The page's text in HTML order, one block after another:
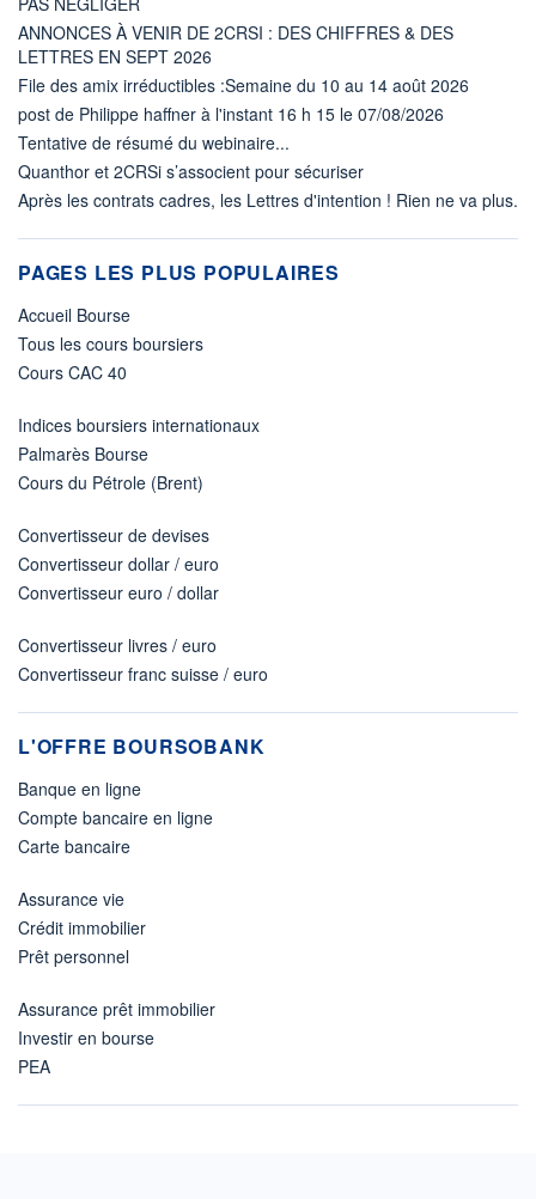
ANNONCES À VENIR DE 2CRSI : DES CHIFFRES & DES
LETTRES EN SEPT 2026
File des amix irréductibles :Semaine du 10 au 14 août 2026
post de Philippe haffner à l'instant 16 h 15 le 07/08/2026
Tentative de résumé du webinaire...
Quanthor et 2CRSi s’associent pour sécuriser
Après les contrats cadres, les Lettres d'intention ! Rien ne va plus.
PAGES LES PLUS POPULAIRES
Accueil Bourse
Tous les cours boursiers
Cours CAC 40
Indices boursiers internationaux
Palmarès Bourse
Cours du Pétrole (Brent)
Convertisseur de devises
Convertisseur dollar / euro
Convertisseur euro / dollar
Convertisseur livres / euro
Convertisseur franc suisse / euro
L'OFFRE BOURSOBANK
Banque en ligne
Compte bancaire en ligne
Carte bancaire
Assurance vie
Crédit immobilier
Prêt personnel
Assurance prêt immobilier
Investir en bourse
PEA